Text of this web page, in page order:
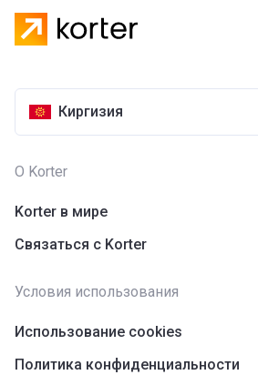
Киргизия
О Korter
Korter в мире
Связаться с Korter
Условия использования
Использование cookies
Политика конфиденциальности